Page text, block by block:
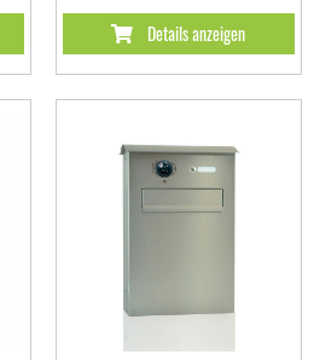
Details anzeigen